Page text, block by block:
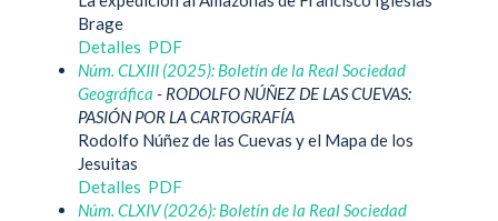
lateralBrage
Detalles PDF
Núm. CLXIII (2025): Boletín de la Real Sociedad
Geográfica - RODOLFO NÚÑEZ DE LAS CUEVAS:
PASIÓN POR LA CARTOGRAFÍA
Rodolfo Núñez de las Cuevas y el Mapa de los
Jesuitas
Detalles PDF
Núm. CLXIV (2026): Boletín de la Real Sociedad